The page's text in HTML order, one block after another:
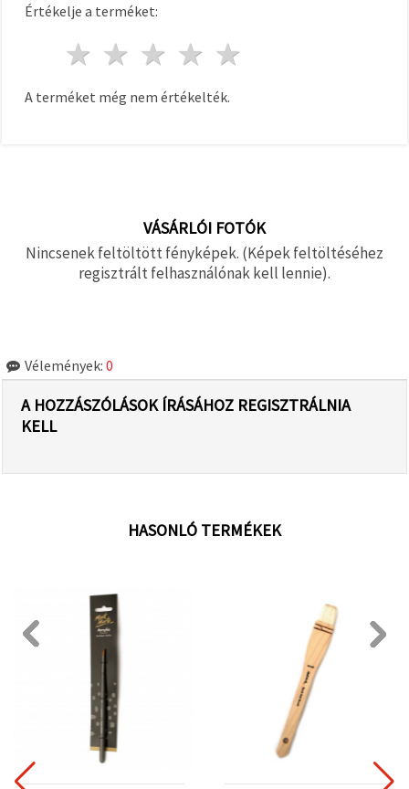
Értékelje a terméket:
4 csillagok
3 csillagok
2 csillagok
1 csillag
A terméket még nem értékelték.
VÁSÁRLÓI FOTÓK
Nincsenek feltöltött fényképek. (Képek feltöltéséhez
regisztrált felhasználónak kell lennie).
Vélemények: 0
A HOZZÁSZÓLÁSOK ÍRÁSÁHOZ REGISZTRÁLNIA
KELL
HASONLÓ TERMÉKEK